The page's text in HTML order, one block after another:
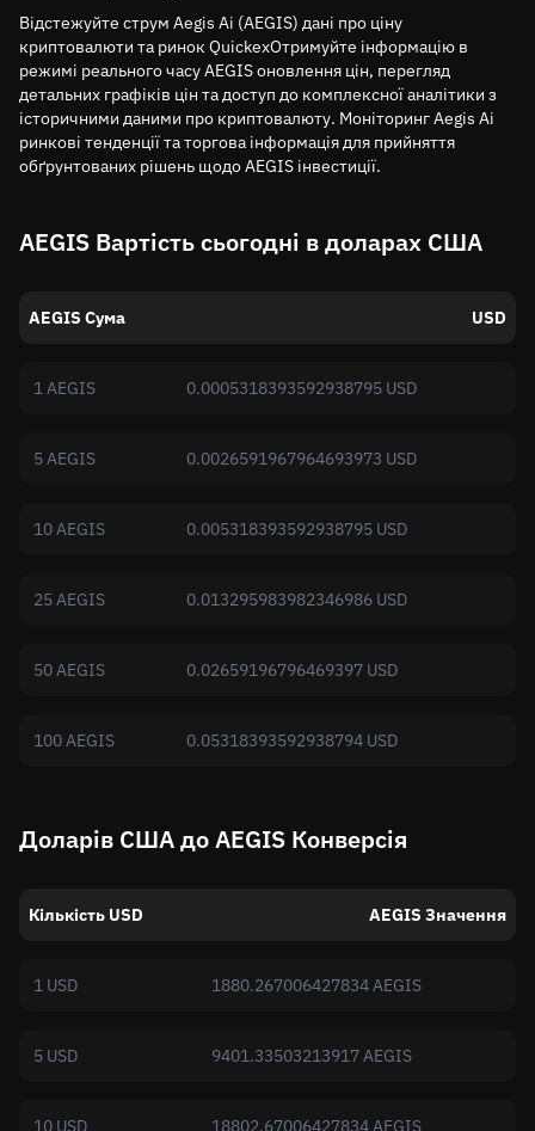
Відстежуйте струм Aegis Ai (AEGIS) дані про ціну
криптовалюти та ринок QuickexОтримуйте інформацію в
режимі реального часу AEGIS оновлення цін, перегляд
детальних графіків цін та доступ до комплексної аналітики з
історичними даними про криптовалюту. Моніторинг Aegis Ai
ринкові тенденції та торгова інформація для прийняття
обґрунтованих рішень щодо AEGIS інвестиції.
AEGIS Вартість сьогодні в доларах США
AEGIS Сума USD
1 AEGIS 0.0005318393592938795 USD
5 AEGIS 0.0026591967964693973 USD
10 AEGIS 0.005318393592938795 USD
25 AEGIS 0.013295983982346986 USD
50 AEGIS 0.02659196796469397 USD
100 AEGIS 0.05318393592938794 USD
Доларів США до AEGIS Конверсія
Кількість USD AEGIS Значення
1 USD 1880.267006427834 AEGIS
5 USD 9401.33503213917 AEGIS
10 USD 18802.67006427834 AEGIS